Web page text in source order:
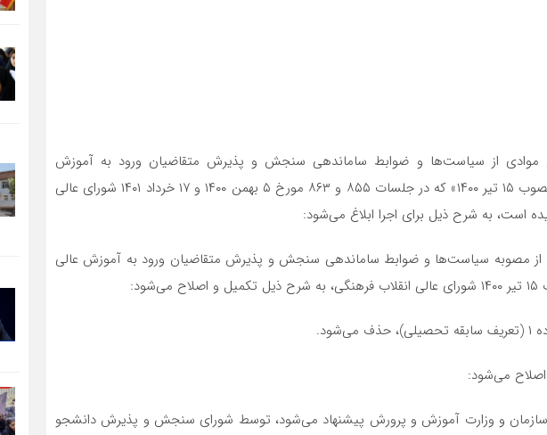
موادی از سیاست‌ها و ضوابط ساماندهی سنجش و پذیرش متقاضیان ورود به آموزش
عالی(پس از پایان متوسطه) مصوب ۱۵ تیر ۱۴۰۰» که در جلسات ۸۵۵ و ۸۶۳ مورخ ۵ بهمن ۱۴۰۰ و ۱۷ خرداد ۱۴۰۱ شورای عالی
است، به شرح ذیل برای اجرا ابلاغ می‌شود:
از مصوبه سیاست‌ها و ضوابط ساماندهی سنجش و پذیرش متقاضیان ورود به آموزش عالی
و وزارت آموزش و پرورش پیشنهاد می‌شود، توسط شورای سنجش و پذیرش دانشجو